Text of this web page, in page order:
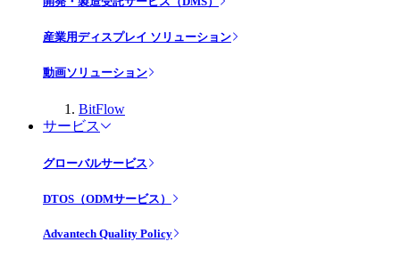
産業用ディスプレイ ソリューション
動画ソリューション
BitFlow
サービス
グローバルサービス
DTOS（ODMサービス）
Advantech Quality Policy